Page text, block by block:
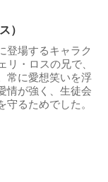
）
登場するキャラク
・ロスの兄で、
常に愛想笑いを浮
情が強く、生徒会
るためでした。